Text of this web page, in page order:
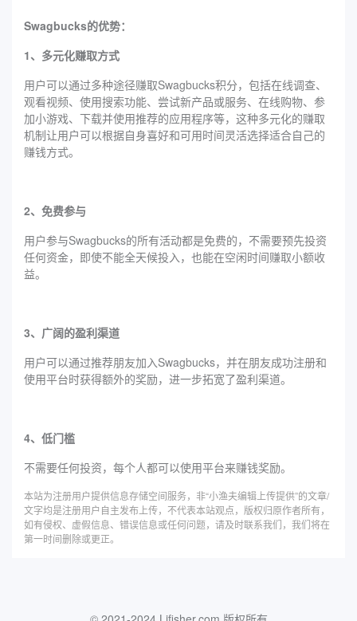
Swagbucks的优势：
1、多元化赚取方式
用户可以通过多种途径赚取Swagbucks积分，包括在线调查、
观看视频、使用搜索功能、尝试新产品或服务、在线购物、参
加小游戏、下载并使用推荐的应用程序等，这种多元化的赚取
机制让用户可以根据自身喜好和可用时间灵活选择适合自己的
赚钱方式。
2、免费参与
用户参与Swagbucks的所有活动都是免费的，不需要预先投资
任何资金，即使不能全天候投入，也能在空闲时间赚取小额收
益。
3、广阔的盈利渠道
用户可以通过推荐朋友加入Swagbucks，并在朋友成功注册和
使用平台时获得额外的奖励，进一步拓宽了盈利渠道。
4、低门槛
不需要任何投资，每个人都可以使用平台来赚钱奖励。
本站为注册用户提供信息存储空间服务，非“小渔夫编辑上传提供”的文章/
文字均是注册用户自主发布上传，不代表本站观点，版权归原作者所有，
如有侵权、虚假信息、错误信息或任何问题，请及时联系我们，我们将在
第一时间删除或更正。